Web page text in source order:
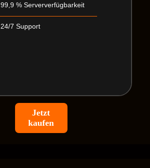
99,9 % Serververfügbarkeit
24/7 Support
Jetzt
kaufen